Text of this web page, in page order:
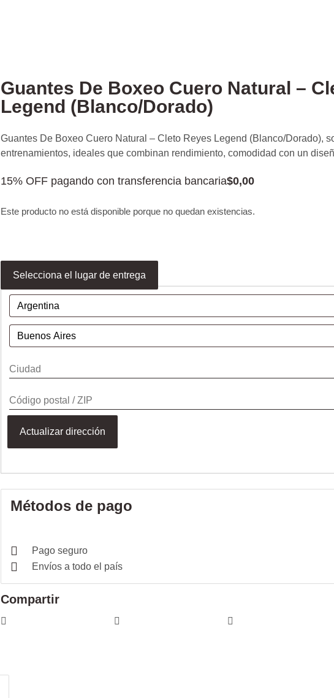
Guantes De Boxeo Cuero Natural –
Legend (Blanco/Dorado)
Guantes De Boxeo Cuero Natural – Cleto Reyes Legend (Blanco/Dorado),
entrenamientos, ideales que combinan rendimiento, comodidad con un
15% OFF pagando con transferencia bancaria$0,00
Este producto no está disponible porque no quedan existencias.
Selecciona el lugar de entrega
Actualizar dirección
Métodos de pago
Pago seguro
Envíos a todo el país
Compartir